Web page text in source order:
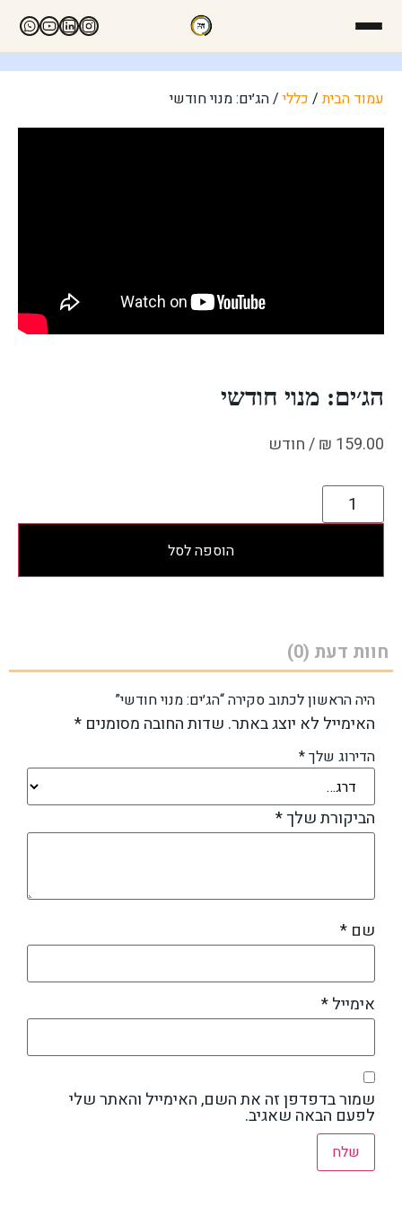
עמוד הבית/ כללי / הג׳ים: מנוי חודשי
הג׳ים: מנוי חודשי
₪ 159.00 / חודש
הוספה לסל
חוות דעת (0)
היה הראשון לכתוב סקירה “הג׳ים: מנוי חודשי”
האימייל לא יוצג באתר. שדות החובה מסומנים *
הדירוג שלך*
הביקורת שלך*
שם *
אימייל*
שמור בדפדפן זה את השם, האימייל והאתר שלי
לפעם הבאה שאגיב.